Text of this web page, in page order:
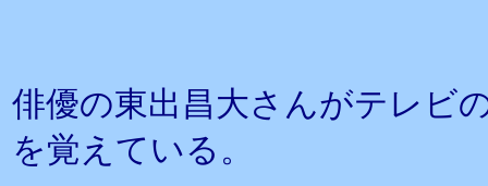
俳優の東出昌大さんがテレビ
を覚えている。